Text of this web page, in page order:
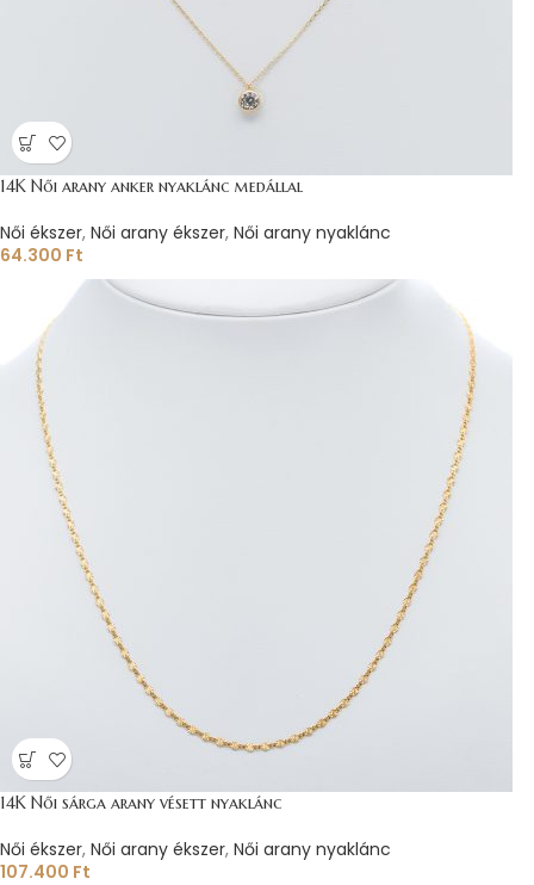
14K Női arany anker nyaklánc medállal
Női ékszer, Női arany ékszer, Női arany nyaklánc
64.300 Ft
14K Női sárga arany vésett nyaklánc
Női ékszer, Női arany ékszer, Női arany nyaklánc
107.400 Ft